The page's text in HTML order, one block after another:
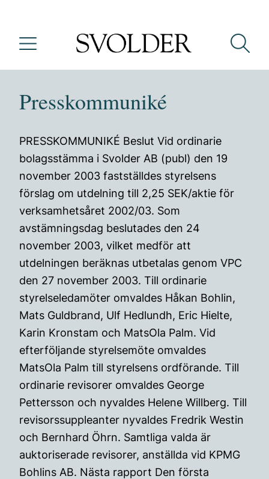
Presskommuniké
PRESSKOMMUNIKÉ Beslut Vid ordinarie
bolagsstämma i Svolder AB (publ) den 19
november 2003 fastställdes styrelsens
förslag om utdelning till 2,25 SEK/aktie för
verksamhetsåret 2002/03. Som
avstämningsdag beslutades den 24
november 2003, vilket medför att
utdelningen beräknas utbetalas genom VPC
den 27 november 2003. Till ordinarie
styrelseledamöter omvaldes Håkan Bohlin,
Mats Guldbrand, Ulf Hedlundh, Eric Hielte,
Karin Kronstam och MatsOla Palm. Vid
efterföljande styrelsemöte omvaldes
MatsOla Palm till styrelsens ordförande. Till
ordinarie revisorer omvaldes George
Pettersson och nyvaldes Helene Willberg. Till
revisorssuppleanter nyvaldes Fredrik Westin
och Bernhard Öhrn. Samtliga valda är
auktoriserade revisorer, anställda vid KPMG
Bohlins AB. Nästa rapport Den första